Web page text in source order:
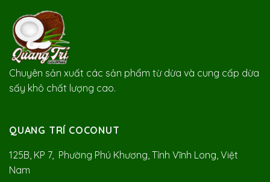
Chuyên sản xuất các sản phẩm từ dừa và cung cấp dừa
sấy khô chất lượng cao.
QUANG TRÍ COCONUT
125B, KP 7, Phường Phú Khương, Tỉnh Vĩnh Long, Việt
Nam